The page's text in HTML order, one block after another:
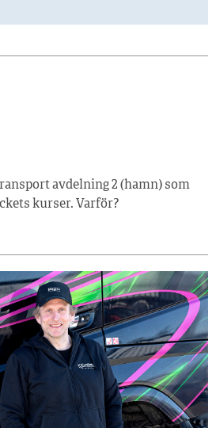
avdelning 2 (hamn) som
kurser. Varför?